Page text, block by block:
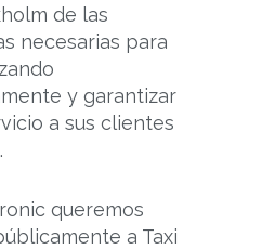
de las
necesarias para
y garantizar
a sus clientes
queremos
a Taxi